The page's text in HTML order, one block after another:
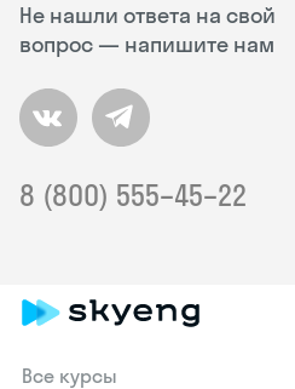
Не нашли ответа на свой
вопрос — напишите нам
8 (800) 555–45–22
Все курсы